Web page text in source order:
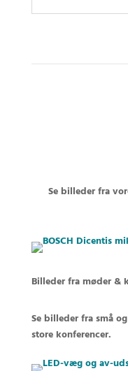
Se billeder fra
Billeder fra møder &
Se billeder fra små
store konferencer.